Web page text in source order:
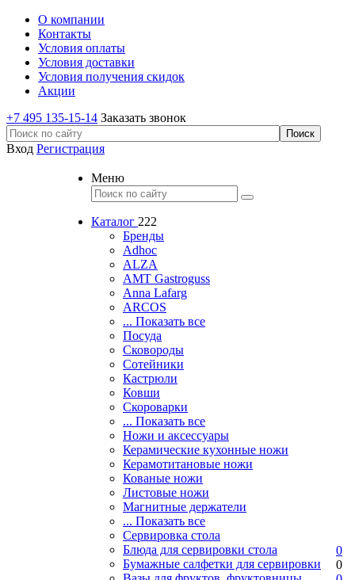
О компании
Контакты
Условия оплаты
Условия доставки
Условия получения скидок
Акции
+7 495 135-15-14 Заказать звонок
Вход Регистрация
Меню
Каталог 222
Бренды
Adhoc
ALZA
AMT Gastroguss
Anna Lafarg
ARCOS
... Показать все
Посуда
Сковороды
Сотейники
Кастрюли
Ковши
Скороварки
... Показать все
Ножи и аксессуары
Керамические кухонные ножи
Керамотитановые ножи
Кованые ножи
Листовые ножи
Магнитные держатели
... Показать все
Сервировка стола
Блюда для сервировки стола
Бумажные салфетки для сервировки
0
0